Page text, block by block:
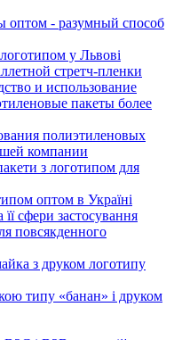
оптом - разумный способ
у Львові
стретч-пленки
и использование
пакеты более
полиэтиленовых
компании
з логотипом для
оптом в Україні
сфери застосування
повсякденного
з друком логотипу
типу «банан» і друком